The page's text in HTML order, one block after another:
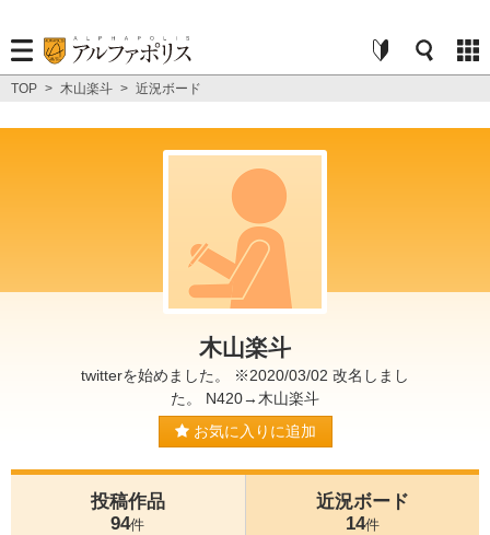
TOP > 木山楽斗 > 近況ボード
木山楽斗
twitterを始めました。 ※2020/03/02 改名しまし
た。 N420→木山楽斗
お気に入りに追加
投稿作品
94件
近況ボード
14件